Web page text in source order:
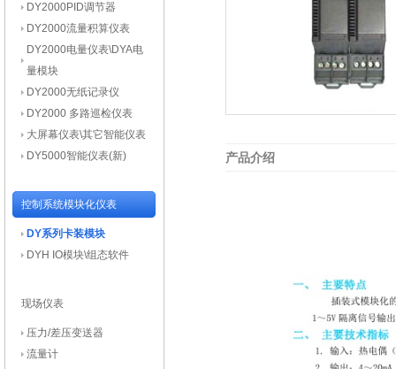
DY2000PID调节器
DY2000流量积算仪表
DY2000电量仪表\DYA电
量模块
DY2000无纸记录仪
DY2000 多路巡检仪表
大屏幕仪表\其它智能仪表
DY5000智能仪表(新)
控制系统模块化仪表
DY系列卡装模块
DYH IO模块\组态软件
现场仪表
压力/差压变送器
流量计
产品介绍